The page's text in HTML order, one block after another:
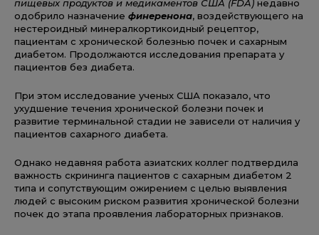
пищевых продуктов и медикаментов США (FDA) недавно
одобрило назначение финеренона, воздействующего на
нестероидный минералкортикоидный рецептор,
пациентам с хронической болезнью почек и сахарным
диабетом. Продолжаются исследования препарата у
пациентов без диабета.
При этом исследование ученых США показало, что
ухудшение течения хронической болезни почек и
развитие терминальной стадии не зависели от наличия у
пациентов сахарного диабета.
Однако недавняя работа азиатских коллег подтвердила
важность скрининга пациентов с сахарным диабетом 2
типа и сопутствующим ожирением с целью выявления
людей с высоким риском развития хронической болезни
почек до этапа проявления лабораторных признаков.